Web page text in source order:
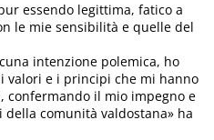
essendo legittima, fatico a
le mie sensibilità e quelle del
intenzione polemica, ho
valori e i principi che mi hanno
confermando il mio impegno e
comunità valdostana» ha